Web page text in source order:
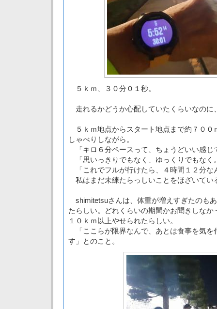
５ｋｍ、３０分０１秒。
走れるかどうか心配していたくらいなのに
５ｋｍ地点からスタート地点まで約７００
しゃべりしながら。
「キロ６分ペースって、ちょうどいい感じ
「思いっきりでもなく、ゆっくりでもなく
「これでフルが行けたら、４時間１２分な
私はまだ未練たらっしいことをほざいてい
shimitetsuさんは、体重が増えすぎたのも
たらしい。どれくらいの期間かお聞きしな
１０ｋｍ以上やせられたらしい。
「ここらが限界なんで、あとは食事を気を
す」とのこと。